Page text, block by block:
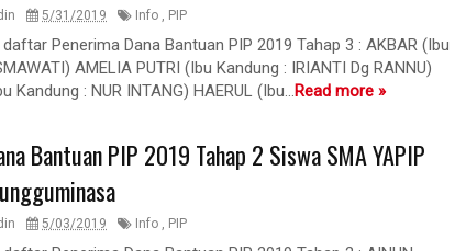
5/31/2019 Info , PIP
Penerima Dana Bantuan PIP 2019 Tahap 3 : AKBAR (Ibu
AMELIA PUTRI (Ibu Kandung : IRIANTI Dg RANNU)
Kandung : NUR INTANG) HAERUL (Ibu...Read more »
Bantuan PIP 2019 Tahap 2 Siswa SMA YAPIP
5/03/2019 Info , PIP